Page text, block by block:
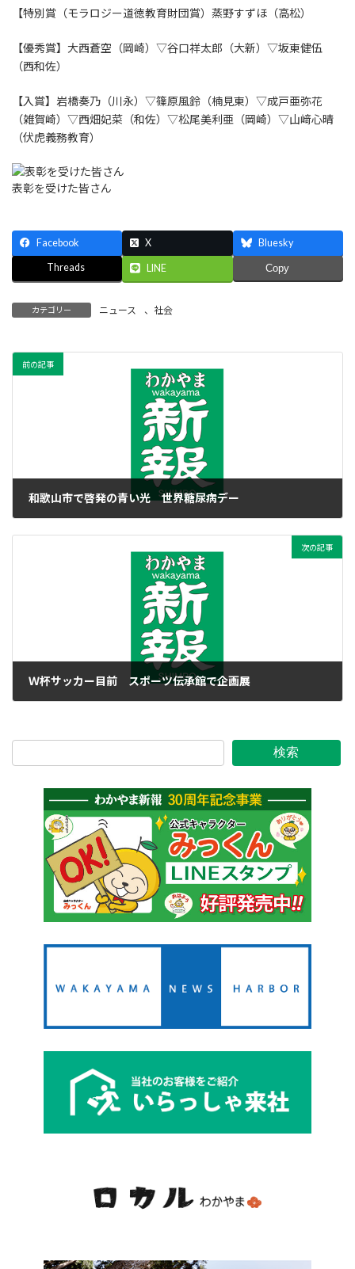
【特別賞（モラロジー道徳教育財団賞）蒸野すずほ（高松）
【優秀賞】大西蒼空（岡崎）▽谷口祥太郎（大新）▽坂東健伍
（西和佐）
【入賞】岩橋奏乃（川永）▽篠原風鈴（楠見東）▽成戸亜弥花
（雑賀崎）▽西畑妃菜（和佐）▽松尾美利亜（岡崎）▽山﨑心晴
（伏虎義務教育）
表彰を受けた皆さん
Facebook X Bluesky
Threads LINE Copy
カテゴリー ニュース 、 社会
前の記事
和歌山市で啓発の青い光 世界糖尿病デー
次の記事
Ｗ杯サッカー目前 スポーツ伝承館で企画展
検索